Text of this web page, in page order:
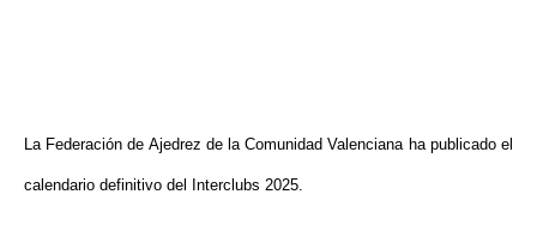
La Federación de Ajedrez de la Comunidad Valenciana ha publicado el
calendario definitivo del Interclubs 2025.